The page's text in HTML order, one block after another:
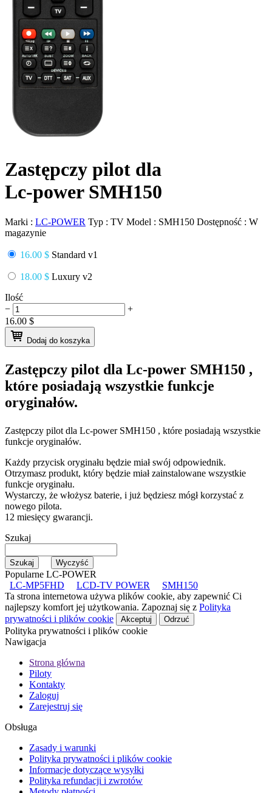
Zastępczy pilot dla
Lc-power SMH150
Marki : LC-POWER Typ : TV Model : SMH150 Dostępność : W
magazynie
16.00 $ Standard v1
18.00 $ Luxury v2
Ilość
−
+
16.00 $
Dodaj do koszyka
Zastępczy pilot dla Lc-power SMH150 ,
które posiadają wszystkie funkcje
oryginałów.
Zastępczy pilot dla Lc-power SMH150 , które posiadają wszystkie
funkcje oryginałów.
Każdy przycisk oryginału będzie miał swój odpowiednik.
Otrzymasz produkt, który będzie miał zainstalowane wszystkie
funkcje oryginału.
Wystarczy, że włożysz baterie, i już będziesz mógł korzystać z
nowego pilota.
12 miesięcy gwarancji.
Szukaj
Popularne LC-POWER
LC-MP5FHD
LCD-TV POWER
SMH150
Ta strona internetowa używa plików cookie, aby zapewnić Ci
najlepszy komfort jej użytkowania. Zapoznaj się z Polityka
prywatności i plików cookie
Akceptuj Odrzuć
Polityka prywatności i plików cookie
Nawigacja
Strona główna
Piloty
Kontakty
Zaloguj
Zarejestruj się
Obsługa
Zasady i warunki
Polityka prywatności i plików cookie
Informacje dotyczące wysyłki
Polityka refundacji i zwrotów